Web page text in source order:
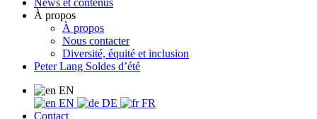
News et contenus
À propos
À propos
Nous contacter
Diversité, équité et inclusion
Peter Lang Soldes d’été
EN
EN
DE
FR
Contact